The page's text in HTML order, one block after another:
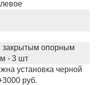
закрытым опорным
- 3 шт
установка черной
руб.